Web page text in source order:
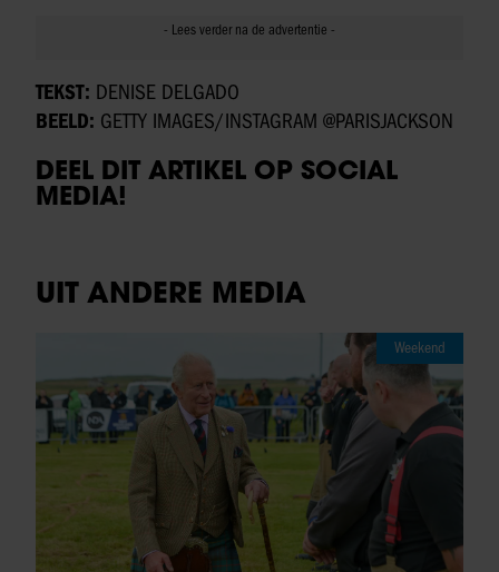
TEKST: DENISE DELGADO
BEELD: GETTY IMAGES/INSTAGRAM @PARISJACKSON
DEEL DIT ARTIKEL OP SOCIAL
MEDIA!
UIT ANDERE MEDIA
Weekend